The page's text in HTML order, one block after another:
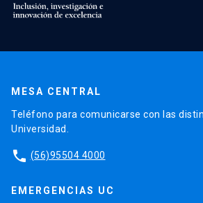
MESA CENTRAL
Teléfono para comunicarse con las
Universidad.
phone (56)95504 4000
EMERGENCIAS UC